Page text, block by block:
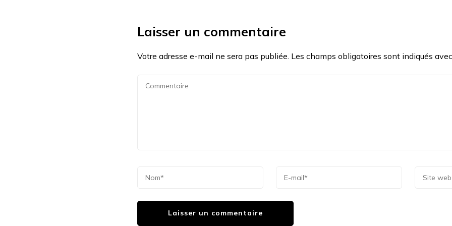
Laisser un commentaire
Votre adresse e-mail ne sera pas publiée. Les champs obligatoires sont indiqués